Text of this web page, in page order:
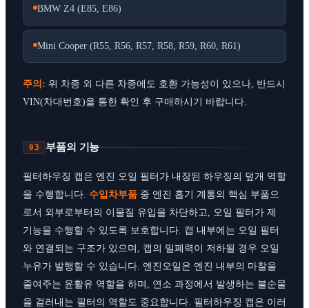
BMW Z4 (E85, E86)
Mini Cooper (R55, R56, R57, R58, R59, R60, R61)
주의: 위 차종 외 다른 차종에도 호환 가능성이 있으나, 반드시
VIN(차대번호)을 통한 확인 후 구매하시기 바랍니다.
03 부품의 기능
필터하우징 캡은 엔진 오일 필터가 내장된 하우징의 덮개 역할
을 수행합니다. 수입차부품 중 엔진 흡기 계통의 핵심 부품으
로서 외부로부터의 이물질 유입을 차단하고, 오일 필터가 제
기능을 수행할 수 있도록 보호합니다. 캡 내부에는 오일 필터
와 연결되는 구조가 있으며, 캡의 밀폐력이 저하될 경우 오일
누유가 발행할 수 있습니다. 엔진오일은 엔진 내부의 마찰을
줄여주는 윤활유 역할을 하며, 연소 과정에서 발생하는 불순물
을 걸러내는 필터의 역할도 중요합니다. 필터하우징 캡은 이러